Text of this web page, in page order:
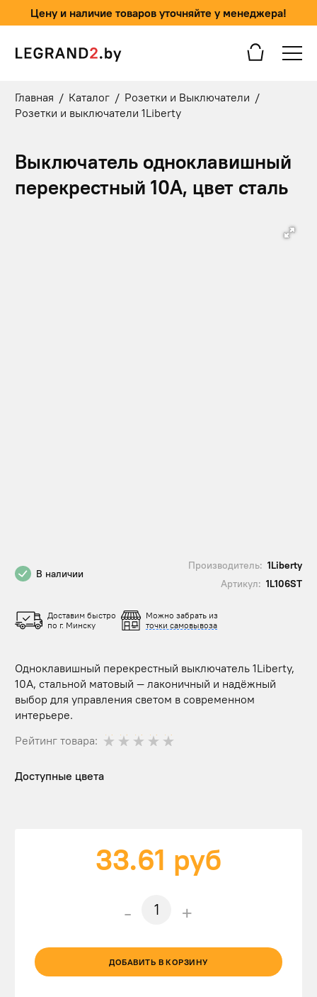
Цену и наличие товаров уточняйте у менеджера!
Главная / Каталог / Розетки и Выключатели /
Розетки и выключатели 1Liberty
Выключатель одноклавишный
перекрестный 10А, цвет сталь
В наличии
Производитель: 1Liberty
Артикул: 1L106ST
Доставим быстро
по г. Минску
Можно забрать из
точки самовывоза
Одноклавишный перекрестный выключатель 1Liberty,
10А, стальной матовый — лаконичный и надёжный
выбор для управления светом в современном
интерьере.
Рейтинг товара:
Доступные цвета
33.61 руб
- +
ДОБАВИТЬ В КОРЗИНУ